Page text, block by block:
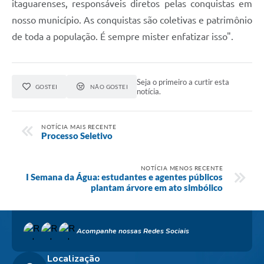
itaguarenses, responsáveis diretos pelas conquistas em
nosso município. As conquistas são coletivas e patrimônio
de toda a população. É sempre mister enfatizar isso".
GOSTEI NÃO GOSTEI
Seja o primeiro a curtir esta
notícia.
NOTÍCIA MAIS RECENTE
Processo Seletivo
NOTÍCIA MENOS RECENTE
I Semana da Água: estudantes e agentes públicos
plantam árvore em ato simbólico
Acompanhe nossas Redes Sociais
Localização